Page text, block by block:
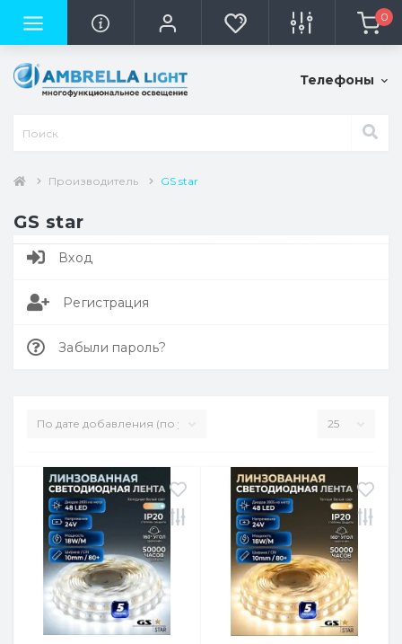
0
Телефоны
Производитель GS star
GS star
Вход
Регистрация
Забыли пароль?